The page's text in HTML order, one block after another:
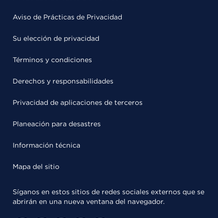
Aviso de Prácticas de Privacidad
Su elección de privacidad
Términos y condiciones
Derechos y responsabilidades
Privacidad de aplicaciones de terceros
Planeación para desastres
Información técnica
Mapa del sitio
Síganos en estos sitios de redes sociales externos que se
abrirán en una nueva ventana del navegador.